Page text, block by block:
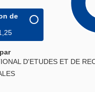
de
D'ETUDES ET DE